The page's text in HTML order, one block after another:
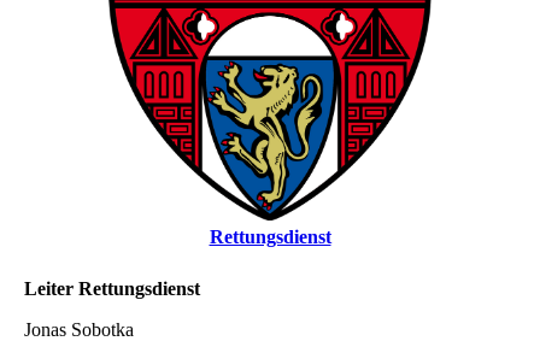
Rettungsdienst
Leiter Rettungsdienst
Jonas Sobotka